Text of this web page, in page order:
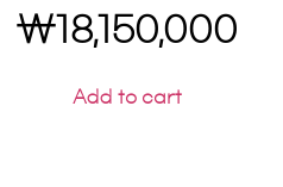
₩18,150,000
Add to cart